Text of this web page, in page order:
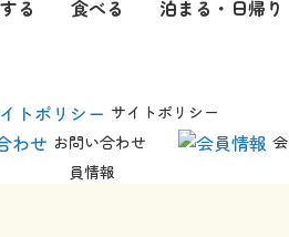
る 食べる 泊まる・日帰り
サイトポリシー
お問い合わせ
会
員情報